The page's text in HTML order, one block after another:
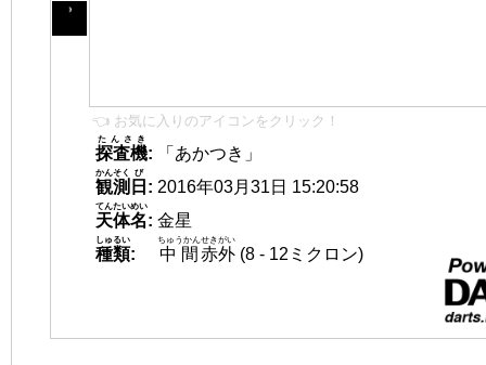
👈 お気に入りのアイコンをクリック！
探査機
たんさき
:
「あかつき」
観測
かんそく
日
び
: 2016年03月31日 15:20:58
天体名
てんたいめい
: 金星
種類
しゅるい
: 中間
ちゅうかん
赤外
せきがい
(8 - 12ミクロン)